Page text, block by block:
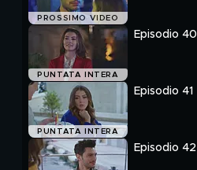
PROSSIMO VIDEO
PUNTATA INTERA
Episodio 40
PUNTATA INTERA
Episodio 41
Episodio 42